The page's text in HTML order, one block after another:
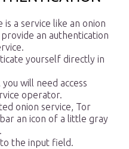
a service like an onion
an authentication
yourself directly in
will need access
operator.
onion service, Tor
an icon of a little gray
the input field.